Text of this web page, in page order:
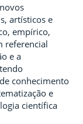
artísticos e
empírico,
referencial
e a
conhecimento
e
científica